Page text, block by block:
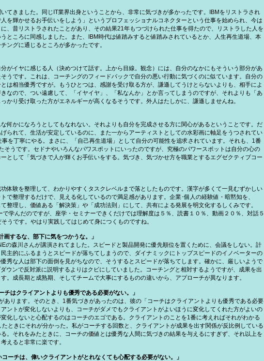
てきました。同じIT業界出身ということから、非常に気づきが多かったです。IBMをリストラされ
を輝かせるお手伝いをしよう」というプロフェッショナルコネクターという仕事を始められ、今は
、昔リストラされたことがあり、その結果21年もつづけられた仕事を得たので、リストラした人を
ところに同感しました。また、IBM時代は値踏みすると値踏みされているとか、人生再生道場、本
ングに通じるところが多かったです。
がイヤに感じる人（決めつけて話す。上から目線。観念）には、自分のなかにもそういう部分があ
うです。これは、コーチングのフィードバックで自分の悪い行動に気づくのに似ています。自分の
は相当優秀ですが。もうひとつは、感謝を受け取る方が、謙遜してうけとらないよりも、相手によ
なので、つい遠慮して、「イヤイヤ」、「私なんか」とか言ってしまうのですが、それよりも「あ
かり受け取った方がエネルギーが高くなるそうです。外人はたしかに、謙遜しませんね。
何かになろうとしてもなれない。それよりも自分を完成させる方に関心があるということです。だ
られて、生活が安定しているのに、また一からアーティストとしての水彩画に軸足をうつされてい
を丁寧にやる。まさに、「自己再生道場」として自分の可能性を追求されています。それも、1番
うです。セドナやいろんなパワスポットにいったのですが、究極のパワースポットは自分の心の
として「気づきで人が輝くお手伝いをする。気づき、気づかせ方を職業とするエグゼクティブコー
体験を整理して、わかりやすくタスクレベルまで落としたものです。漢字が多くて一見むずかしい
で整理するだけで、見える化しているので満足感があります。企業･個人の経験値・暗黙知を、
整理し、価値ある「解決策」や「成功法則」にして、共有による発展を明文化するしくみです。
学んだのですが、座学・セミナーできくだけでは理解度は５％、読書１０％、動画２０％、対話５
うです。やはり実践してはじめて身につくものですね。
するな、部下に気をつかうな。」
の森川さんが講演されてました。スピードと製品開発に優先順位を置くために、会議をしない。計
主的にふるまうとスピードが落ちてしまうので、ダイナミックにトップスピードのイノベーターの
秀な人は部下の面倒を見がちなので、そうするとスピードが落ちてします。確かに、厳しいようで
ウンで反対派に説明するよりはクビにしていました。コーチングと相対するようですが、成果を出
。成長期と成熟期、そしてチームで大事にするものの違いから、アプローチが異なります。
はクライアントよりも優秀である必要がない。」
あります。そのとき、1番気づきがあったのは、彼の「コーチはクライアントよりも優秀である必要
ントが変化しないよりも、コーチがダメでもクライアントがよいほうに変化してくれた方がよいの
化しないと心配するのはコーチのエゴである。クライアントのことを1番に考えればそれがわかる
ときにそれが分かった。私がコーチする回数と、クライアントが成果を出す関係が反比例している
。それをみたときに、コーチの価値とは優秀な人間に気づきの結果を与えるにすぎず、それ以上を
えると非常に楽です。
チは、偉いクライアントがとれなくても心配する必要がない。」